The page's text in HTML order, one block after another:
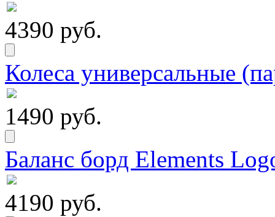
4390 руб.
Колеса универсальные
1490 руб.
Баланс борд Elements
4190 руб.